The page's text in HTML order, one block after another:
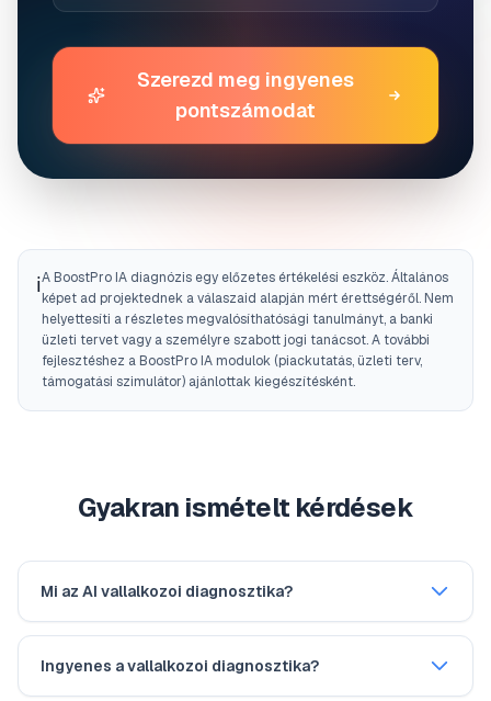
Szerezd meg ingyenes
pontszámodat
ℹ️A BoostPro IA diagnózis egy előzetes értékelési eszköz. Általános
képet ad projektednek a válaszaid alapján mért érettségéről. Nem
helyettesíti a részletes megvalósíthatósági tanulmányt, a banki
üzleti tervet vagy a személyre szabott jogi tanácsot. A további
fejlesztéshez a BoostPro IA modulok (piackutatás, üzleti terv,
támogatási szimulátor) ajánlottak kiegészítésként.
Gyakran ismételt kérdések
Mi az AI vallalkozoi diagnosztika?
Ingyenes a vallalkozoi diagnosztika?